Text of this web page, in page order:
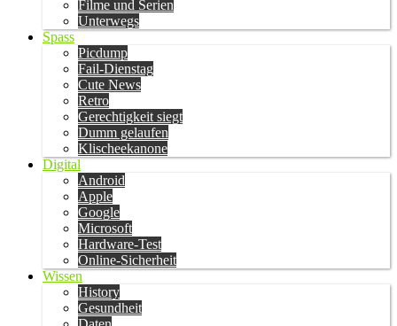
Filme und Serien
Unterwegs
Spass
Picdump
Fail-Dienstag
Cute News
Retro
Gerechtigkeit siegt
Dumm gelaufen
Klischeekanone
Digital
Android
Apple
Google
Microsoft
Hardware-Test
Online-Sicherheit
Wissen
History
Gesundheit